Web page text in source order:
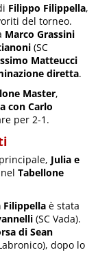
Filippo Filippella,
del torneo.
Marco Grassini
(SC
Matteucci
diretta.
Master,
con Carlo
per 2-1.
Julia e
nelTabellone
Filippella è stata
(SC Vada).
di Sean
dopo lo